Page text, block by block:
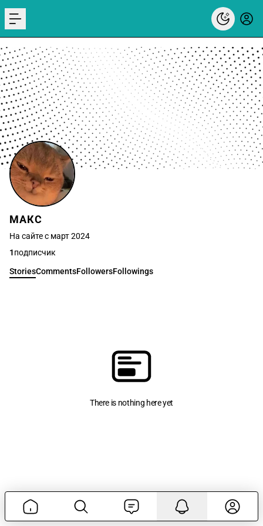
menu
МАКС
На сайте с март 2024
1подписчик
StoriesCommentsFollowersFollowings
There is nothing here yet